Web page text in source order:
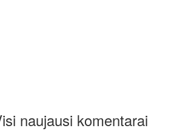
naujausi komentarai